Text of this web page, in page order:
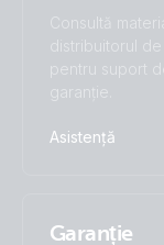
Consultă
distribuitorul
pentru suport
garanție.
Asistență
Garanție